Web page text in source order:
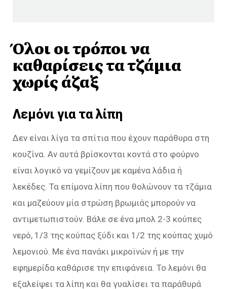
Όλοι οι τρόποι να
καθαρίσεις τα τζάμια
χωρίς άζαξ
Λεμόνι για τα λίπη
Δεν είναι λίγα τα σπίτια που έχουν παράθυρα στη
κουζίνα. Αν αυτά βρίσκονται κοντά στο φούρνο
είναι λογικό να γεμίζουν με καμένα λάδια ή
λεκέδες. Τα επίμονα λίπη που θολώνουν τα τζάμια
και μαζεύουν μία στρώση βρωμιάς μπορούν να
αντιμετωπιστούν. Βάλε σε ένα μπολ 2-3 κούπες
νερό, 1/3 της κούπας ξύδι και 1/2 της κούπας χυμό
λεμονιού. Με ένα πανάκι μικροϊνών ή με την
εφημερίδα καθάρισε την επιφάνεια. Το λεμόνι θα
εξαλείψει τα λίπη και θα γυαλίσει τα παράθυρά